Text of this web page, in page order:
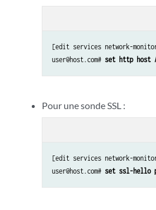
[edit services network-
user@host.com# set http host
Pour une sonde SSL :
[edit services network-
user@host.com# set ssl-hello